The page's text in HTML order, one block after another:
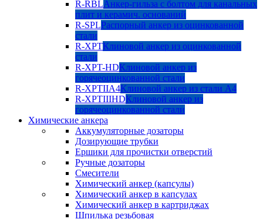
R-RBLАнкер-гильза с болтом для канальных
плит и керамич. оснований
R-SPLРаспорный анкер из оцинкованной
стали
R-XPTКлиновой анкер из оцинкованной
стали
R-XPT-HDКлиновой анкер из
горячеоцинкованной стали
R-XPTIIA4Клиновой анкер из стали А4
R-XPTIIIHDКлиновой анкер из
горячеоцинкованной стали
Химические анкера
Аккумуляторные дозаторы
Дозирующие трубки
Ершики для прочистки отверстий
Ручные дозаторы
Смесители
Химический анкер (капсулы)
Химический анкер в капсулах
Химический анкер в картриджах
Шпилька резьбовая